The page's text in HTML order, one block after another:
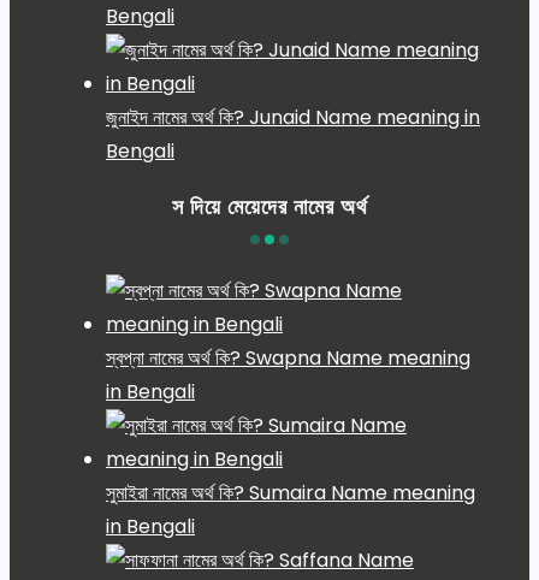
Bengali
জুনাইদ নামের অর্থ কি? Junaid Name meaning in
Bengali
স দিয়ে মেয়েদের নামের অর্থ
স্বপ্না নামের অর্থ কি? Swapna Name meaning
in Bengali
সুমাইরা নামের অর্থ কি? Sumaira Name meaning
in Bengali